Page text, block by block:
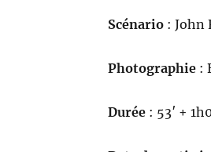
Scénario: John
Photographie :
Durée: 53′ +